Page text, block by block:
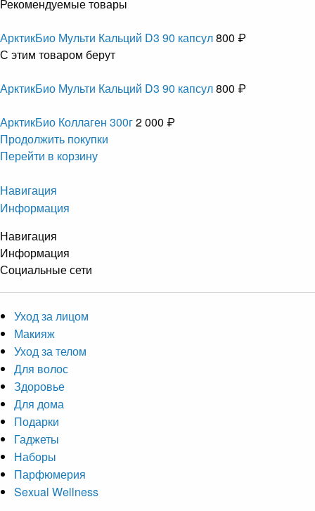
Рекомендуемые товары
АрктикБио Мульти Кальций D3 90 капсул800 ₽
С этим товаром берут
АрктикБио Мульти Кальций D3 90 капсул800 ₽
АрктикБио Коллаген 300г2 000 ₽
Продолжить покупки
Перейти в корзину
Навигация
Информация
Навигация
Информация
Социальные сети
Уход за лицом
Макияж
Уход за телом
Для волос
Здоровье
Для дома
Подарки
Гаджеты
Наборы
Парфюмерия
Sexual Wellness